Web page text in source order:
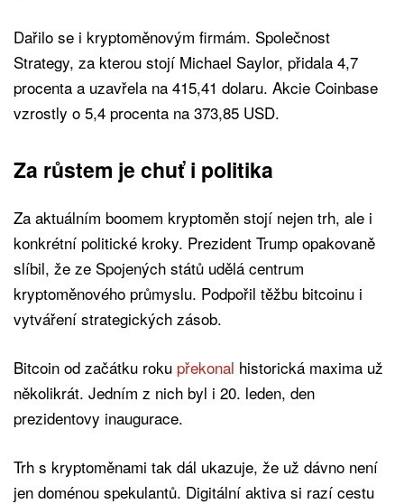
Dařilo se i kryptoměnovým firmám. Společnost
Strategy, za kterou stojí Michael Saylor, přidala 4,7
procenta a uzavřela na 415,41 dolaru. Akcie Coinbase
vzrostly o 5,4 procenta na 373,85 USD.
Za růstem je chuť i politika
Za aktuálním boomem kryptoměn stojí nejen trh, ale i
konkrétní politické kroky. Prezident Trump opakovaně
slíbil, že ze Spojených států udělá centrum
kryptoměnového průmyslu. Podpořil těžbu bitcoinu i
vytváření strategických zásob.
Bitcoin od začátku roku překonal historická maxima už
několikrát. Jedním z nich byl i 20. leden, den
prezidentovy inaugurace.
Trh s kryptoměnami tak dál ukazuje, že už dávno není
jen doménou spekulantů. Digitální aktiva si razí cestu